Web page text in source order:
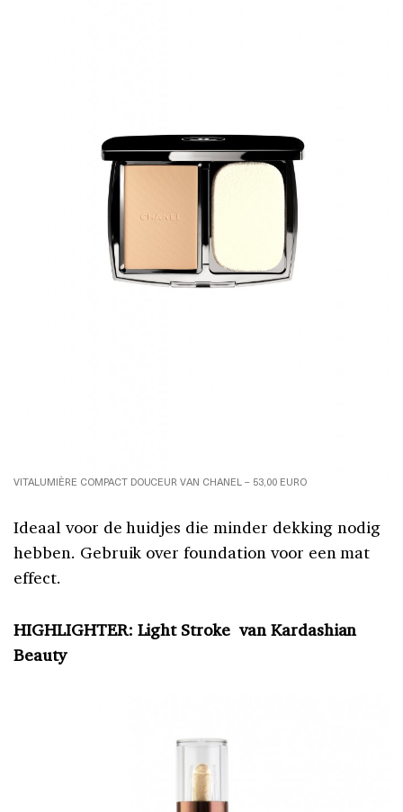
VITALUMIÈRE COMPACT DOUCEUR VAN CHANEL – 53,00 EURO
Ideaal voor de huidjes die minder dekking nodig
hebben. Gebruik over foundation voor een mat
effect.
HIGHLIGHTER: Light Stroke van Kardashian
Beauty